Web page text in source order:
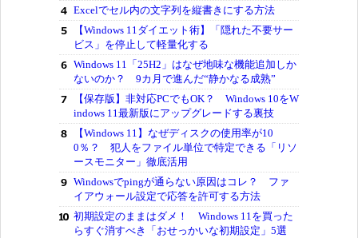
Excelでセル内の文字列を縦書きにする方法
【Windows 11ダイエット術】「隠れた不要サー
ビス」を停止して軽量化する
Windows 11「25H2」はなぜ地味な機能追加しか
ないのか？ 9カ月で進んだ“静かなる成熟”
【保存版】非対応PCでもOK？ Windows 10をW
indows 11最新版にアップグレードする裏技
【Windows 11】なぜディスクの使用率が10
0％？ 犯人をファイル単位で特定できる「リソ
ースモニター」徹底活用
Windowsでpingが通らない原因はコレ？ ファ
イアウォール設定で応答を許可する方法
初期設定のままはダメ！ Windows 11を買った
らすぐ消すべき「おせっかいな初期設定」5選